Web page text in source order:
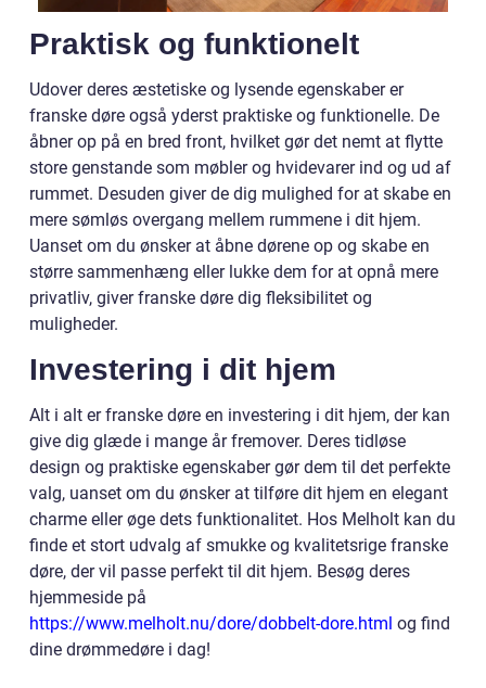
Praktisk og funktionelt
Udover deres æstetiske og lysende egenskaber er
franske døre også yderst praktiske og funktionelle. De
åbner op på en bred front, hvilket gør det nemt at flytte
store genstande som møbler og hvidevarer ind og ud af
rummet. Desuden giver de dig mulighed for at skabe en
mere sømløs overgang mellem rummene i dit hjem.
Uanset om du ønsker at åbne dørene op og skabe en
større sammenhæng eller lukke dem for at opnå mere
privatliv, giver franske døre dig fleksibilitet og
muligheder.
Investering i dit hjem
Alt i alt er franske døre en investering i dit hjem, der kan
give dig glæde i mange år fremover. Deres tidløse
design og praktiske egenskaber gør dem til det perfekte
valg, uanset om du ønsker at tilføre dit hjem en elegant
charme eller øge dets funktionalitet. Hos Melholt kan du
finde et stort udvalg af smukke og kvalitetsrige franske
døre, der vil passe perfekt til dit hjem. Besøg deres
hjemmeside på
https://www.melholt.nu/dore/dobbelt-dore.html og find
dine drømmedøre i dag!